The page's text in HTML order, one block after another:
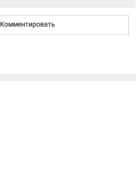
Комментировать